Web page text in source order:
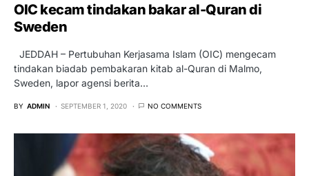
OIC kecam tindakan bakar al-Quran di
Sweden
JEDDAH – Pertubuhan Kerjasama Islam (OIC) mengecam
tindakan biadab pembakaran kitab al-Quran di Malmo,
Sweden, lapor agensi berita…
BY ADMIN SEPTEMBER 1, 2020 NO COMMENTS